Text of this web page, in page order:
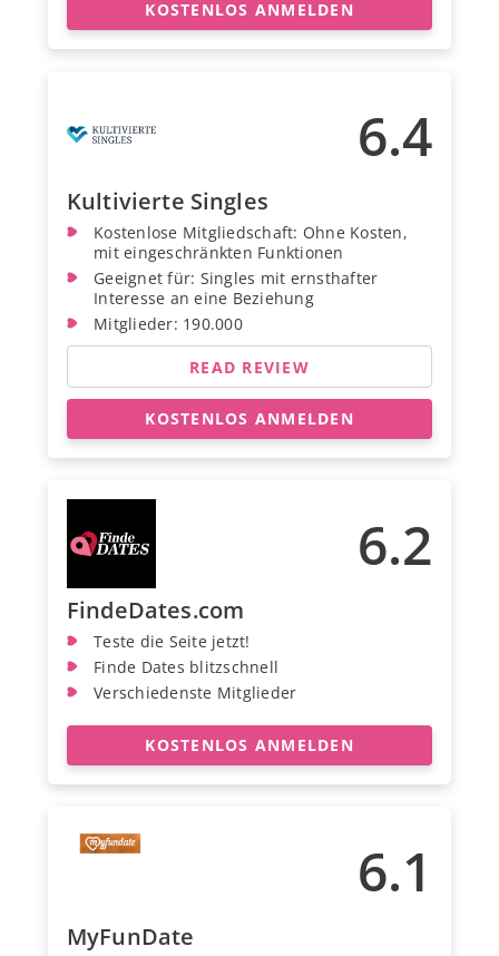
KOSTENLOS ANMELDEN
6.4
Kultivierte Singles
Kostenlose Mitgliedschaft: Ohne Kosten,
mit eingeschränkten Funktionen
Geeignet für: Singles mit ernsthafter
Interesse an eine Beziehung
Mitglieder: 190.000
READ REVIEW
KOSTENLOS ANMELDEN
6.2
FindeDates.com
Teste die Seite jetzt!
Finde Dates blitzschnell
Verschiedenste Mitglieder
KOSTENLOS ANMELDEN
6.1
MyFunDate